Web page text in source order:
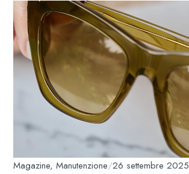
Magazine,Manutenzione/26 settembre 2025